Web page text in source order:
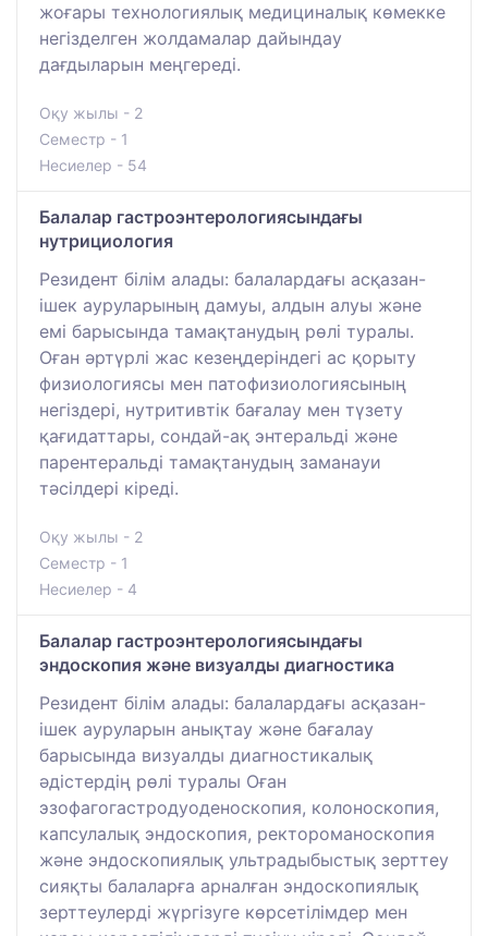
жоғары технологиялық медициналық көмекке
негізделген жолдамалар дайындау
дағдыларын меңгереді.
Оқу жылы - 2
Семестр - 1
Несиелер - 54
Балалар гастроэнтерологиясындағы
нутрициология
Резидент білім алады: балалардағы асқазан-
ішек ауруларының дамуы, алдын алуы және
емі барысында тамақтанудың рөлі туралы.
Оған әртүрлі жас кезеңдеріндегі ас қорыту
физиологиясы мен патофизиологиясының
негіздері, нутритивтік бағалау мен түзету
қағидаттары, сондай-ақ энтеральді және
парентеральді тамақтанудың заманауи
тәсілдері кіреді.
Оқу жылы - 2
Семестр - 1
Несиелер - 4
Балалар гастроэнтерологиясындағы
эндоскопия және визуалды диагностика
Резидент білім алады: балалардағы асқазан-
ішек ауруларын анықтау және бағалау
барысында визуалды диагностикалық
әдістердің рөлі туралы Оған
эзофагогастродуоденоскопия, колоноскопия,
капсулалық эндоскопия, ректороманоскопия
және эндоскопиялық ультрадыбыстық зерттеу
сияқты балаларға арналған эндоскопиялық
зерттеулерді жүргізуге көрсетілімдер мен